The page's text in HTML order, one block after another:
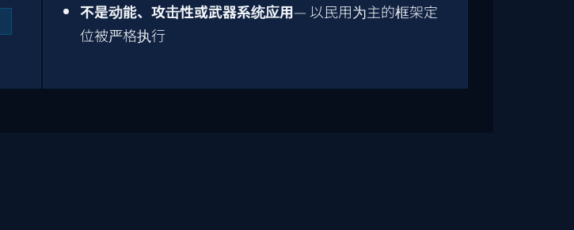
不是动能、攻击性或武器系统应用— 以民用为主的框架定
位被严格执行